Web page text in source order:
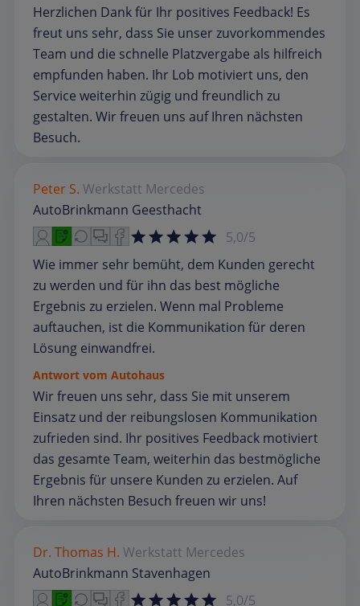
Herzlichen Dank für Ihr positives Feedback! Es
freut uns sehr, dass Sie unser zuvorkommendes
Team und die schnelle Platzvergabe als hilfreich
empfunden haben. Ihr Lob motiviert uns, den
Service weiterhin zügig und freundlich zu
gestalten. Wir freuen uns auf Ihren nächsten
Besuch.
Peter S. Werkstatt Mercedes
AutoBrinkmann Geesthacht
5,0/5
Wie immer sehr bemüht, dem Kunden gerecht
zu werden und für ihn das best mögliche
Ergebnis zu erzielen. Wenn mal Probleme
auftauchen, ist die Kommunikation für deren
Lösung einwandfrei.
Antwort vom Autohaus
Wir freuen uns sehr, dass Sie mit unserem
Einsatz und der reibungslosen Kommunikation
zufrieden sind. Ihr positives Feedback motiviert
das gesamte Team, weiterhin das bestmögliche
Ergebnis für unsere Kunden zu erzielen. Auf
Ihren nächsten Besuch freuen wir uns!
Dr. Thomas H. Werkstatt Mercedes
AutoBrinkmann Stavenhagen
5,0/5